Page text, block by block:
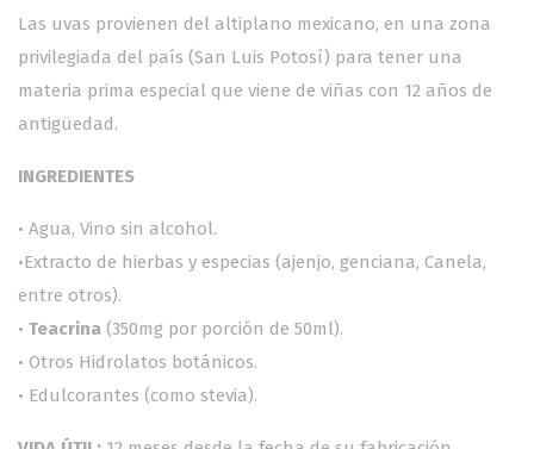
Las uvas provienen del altiplano mexicano, en una zona
privilegiada del país (San Luis Potosí) para tener una
materia prima especial que viene de viñas con 12 años de
antigüedad.
INGREDIENTES
• Agua, Vino sin alcohol.
•Extracto de hierbas y especias (ajenjo, genciana, Canela,
entre otros).
• Teacrina (350mg por porción de 50ml).
• Otros Hidrolatos botánicos.
• Edulcorantes (como stevia).